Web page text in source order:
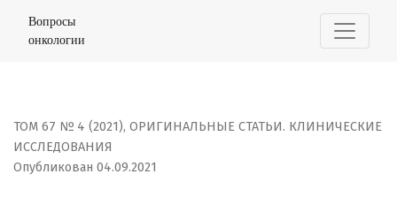
Технология пункционной криоаблации
Вопросы
онкологии
ТОМ 67 № 4 (2021), ОРИГИНАЛЬНЫЕ СТАТЬИ. КЛИНИЧЕСКИЕ
ИССЛЕДОВАНИЯ
Опубликован 04.09.2021